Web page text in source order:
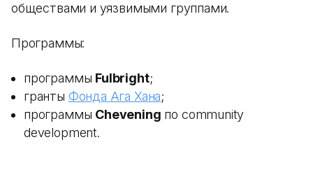
обществами и уязвимыми группами.
Программы:
программы Fulbright;
гранты Фонда Ага Хана;
программы Chevening по community
development.